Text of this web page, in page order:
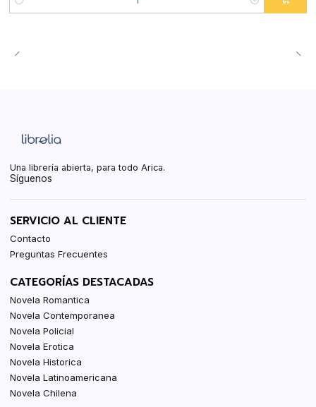
Cantidad
Una librería abierta, para todo Arica.
Síguenos
SERVICIO AL CLIENTE
Contacto
Preguntas Frecuentes
CATEGORÍAS DESTACADAS
Novela Romantica
Novela Contemporanea
Novela Policial
Novela Erotica
Novela Historica
Novela Latinoamericana
Novela Chilena